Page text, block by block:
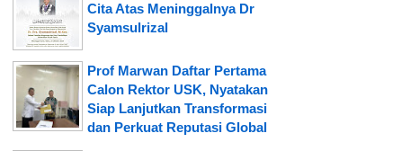
Cita Atas Meninggalnya Dr
Syamsulrizal
Prof Marwan Daftar Pertama
Calon Rektor USK, Nyatakan
Siap Lanjutkan Transformasi
dan Perkuat Reputasi Global